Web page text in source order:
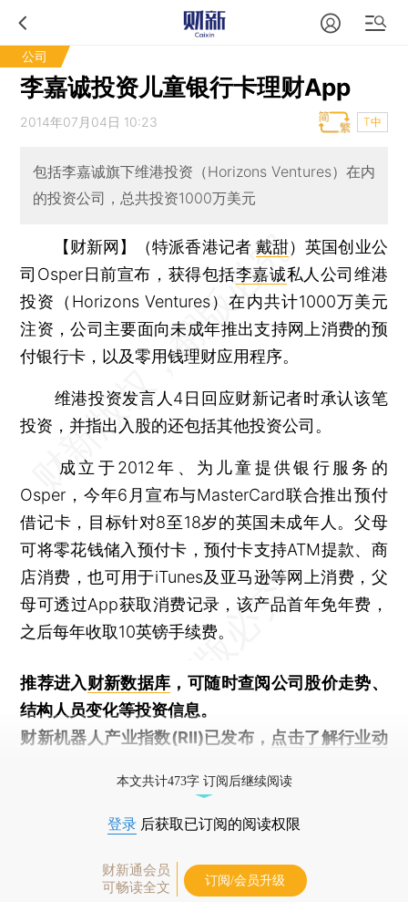
公司
李嘉诚投资儿童银行卡理财App
2014年07月04日 10:23 T中
包括李嘉诚旗下维港投资（Horizons Ventures）在内
的投资公司，总共投资1000万美元
【财新网】（特派香港记者 戴甜）英国创业公
司Osper日前宣布，获得包括李嘉诚私人公司维港
投资（Horizons Ventures）在内共计1000万美元
注资，公司主要面向未成年推出支持网上消费的预
付银行卡，以及零用钱理财应用程序。
维港投资发言人4日回应财新记者时承认该笔
投资，并指出入股的还包括其他投资公司。
成立于2012年、为儿童提供银行服务的
Osper，今年6月宣布与MasterCard联合推出预付
借记卡，目标针对8至18岁的英国未成年人。父母
可将零花钱储入预付卡，预付卡支持ATM提款、商
店消费，也可用于iTunes及亚马逊等网上消费，父
母可透过App获取消费记录，该产品首年免年费，
之后每年收取10英镑手续费。
推荐进入财新数据库 ，可随时查阅公司股价走势、
结构人员变化等投资信息。
财新机器人产业指数(RII)已发布， 点击了解行业动
本文共计473字 订阅后继续阅读
登录 后获取已订阅的阅读权限
财新通会员
可畅读全文
订阅/会员升级